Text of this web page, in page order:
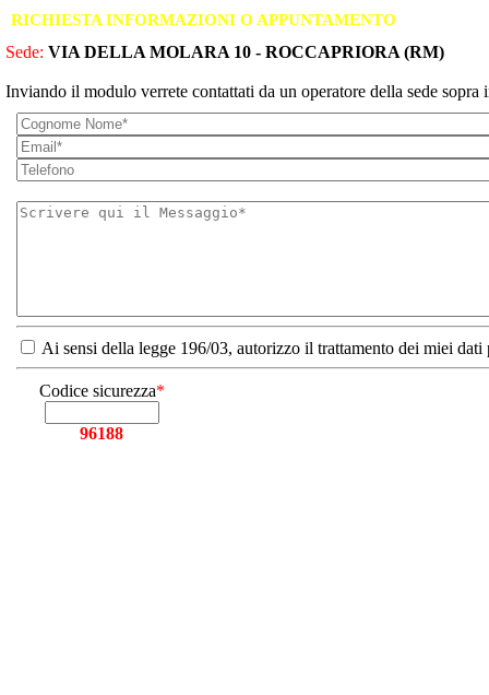
RICHIESTA INFORMAZIONI O APPUNTAMENTO
Sede: VIA DELLA MOLARA 10 - ROCCAPRIORA (RM)
Inviando il modulo verrete contattati da un operatore della sede sopra
Ai sensi della legge 196/03, autorizzo il trattamento dei miei
Codice sicurezza*
96188